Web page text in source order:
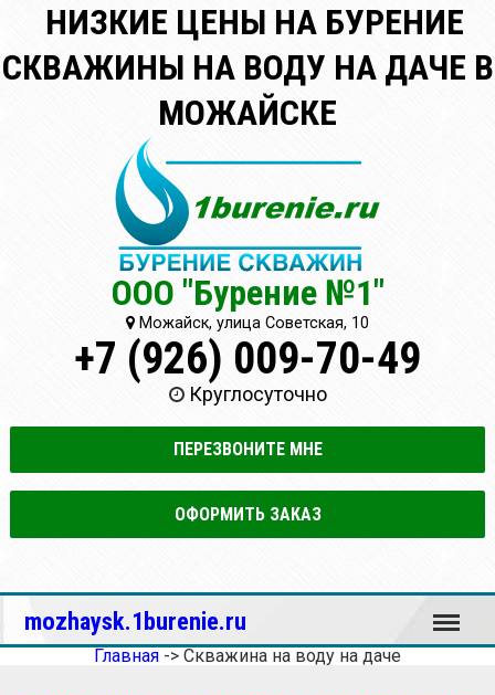
НИЗКИЕ ЦЕНЫ НА БУРЕНИЕ
СКВАЖИНЫ НА ВОДУ НА ДАЧЕ В
МОЖАЙСКЕ
ООО "Бурение №1"
Можайск, улица Советская, 10
+7 (926) 009-70-49
Круглосуточно
ПЕРЕЗВОНИТЕ МНЕ
ОФОРМИТЬ ЗАКАЗ
mozhaysk.1burenie.ru Меню
Главная -> Скважина на воду на даче